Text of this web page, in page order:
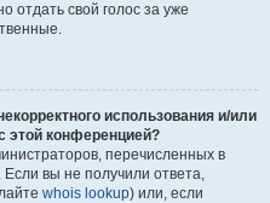
отдать свой голос за уже
использования и/или
этой конференцией?
перечисленных в
вы не получили ответа,
whois lookup) или, если